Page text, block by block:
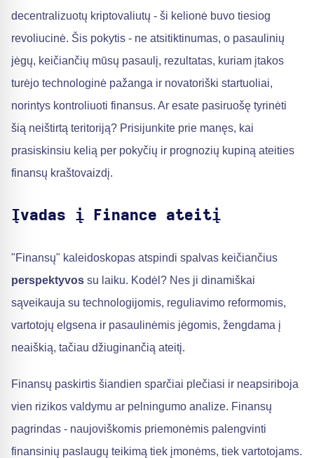
decentralizuotų kriptovaliutų - ši kelionė buvo tiesiog
revoliucinė. Šis pokytis - ne atsitiktinumas, o pasaulinių
jėgų, keičiančių mūsų pasaulį, rezultatas, kuriam įtakos
turėjo technologinė pažanga ir novatoriški startuoliai,
norintys kontroliuoti finansus. Ar esate pasiruošę tyrinėti
šią neištirtą teritoriją? Prisijunkite prie manęs, kai
prasiskinsiu kelią per pokyčių ir prognozių kupiną ateities
finansų kraštovaizdį.
Įvadas į Finance ateitį
"Finansų" kaleidoskopas atspindi spalvas keičiančius
perspektyvos su laiku. Kodėl? Nes ji dinamiškai
sąveikauja su technologijomis, reguliavimo reformomis,
vartotojų elgsena ir pasaulinėmis jėgomis, žengdama į
neaiškią, tačiau džiuginančią ateitį.
Finansų paskirtis šiandien sparčiai plečiasi ir neapsiriboja
vien rizikos valdymu ar pelningumo analize. Finansų
pagrindas - naujoviškomis priemonėmis palengvinti
finansinių paslaugų teikimą tiek įmonėms, tiek vartotojams.